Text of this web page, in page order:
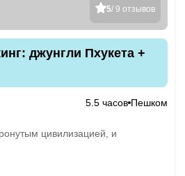
5/ 9 отзывов
джунгли Пхукета +
5.5 часов Пешком
цивилизацией, и